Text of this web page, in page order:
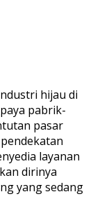
hijau di
pabrik-
pasar
layanan
dirinya
yang sedang